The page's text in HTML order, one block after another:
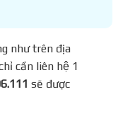
như trên địa
cần liên hệ 1
sẽ được